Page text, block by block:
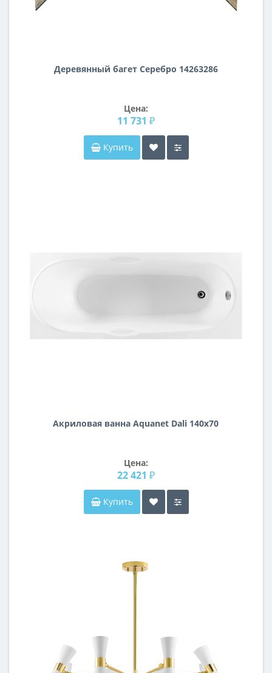
Деревянный багет Серебро 14263286
Цена:
11 731 ₽
Купить
Акриловая ванна Aquanet Dali 140x70
Цена:
22 421 ₽
Купить